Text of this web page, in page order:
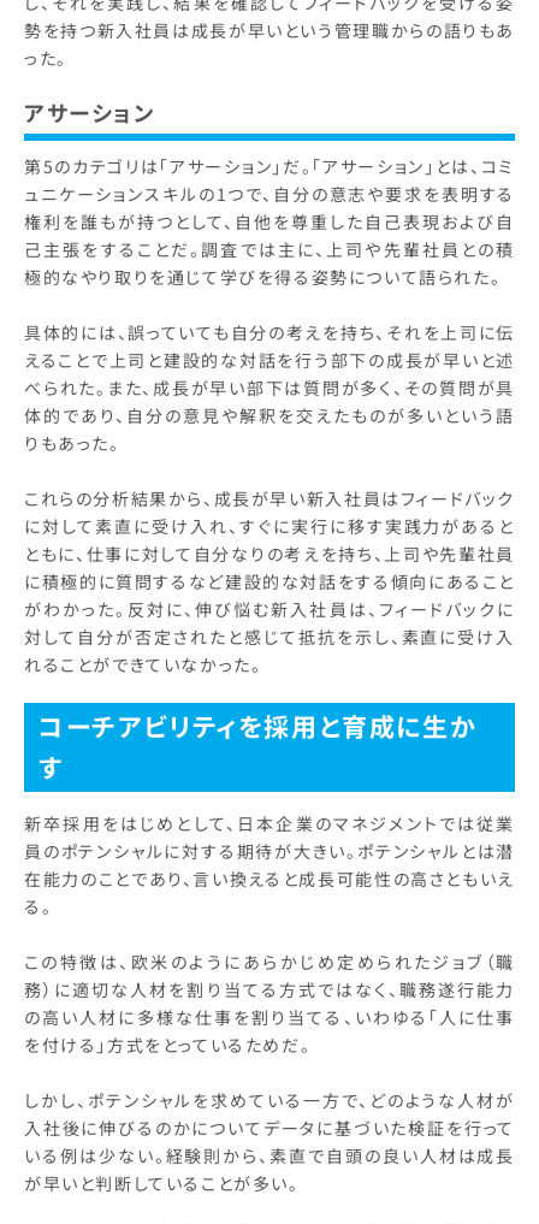
勢を持つ新入社員は成長が早いという管理職からの語りもあ
った。
アサーション
第5のカテゴリは「アサーション」だ。「アサーション」とは、コミ
ュニケーションスキルの1つで、自分の意志や要求を表明する
権利を誰もが持つとして、自他を尊重した自己表現および自
己主張をすることだ。調査では主に、上司や先輩社員との積
極的なやり取りを通じて学びを得る姿勢について語られた。
具体的には、誤っていても自分の考えを持ち、それを上司に伝
えることで上司と建設的な対話を行う部下の成長が早いと述
べられた。また、成長が早い部下は質問が多く、その質問が具
体的であり、自分の意見や解釈を交えたものが多いという語
りもあった。
これらの分析結果から、成長が早い新入社員はフィードバック
に対して素直に受け入れ、すぐに実行に移す実践力があると
ともに、仕事に対して自分なりの考えを持ち、上司や先輩社員
に積極的に質問するなど建設的な対話をする傾向にあること
がわかった。反対に、伸び悩む新入社員は、フィードバックに
対して自分が否定されたと感じて抵抗を示し、素直に受け入
れることができていなかった。
コーチアビリティを採用と育成に生か
す
新卒採用をはじめとして、日本企業のマネジメントでは従業
員のポテンシャルに対する期待が大きい。ポテンシャルとは潜
在能力のことであり、言い換えると成長可能性の高さともいえ
る。
この特徴は、欧米のようにあらかじめ定められたジョブ（職
務）に適切な人材を割り当てる方式ではなく、職務遂行能力
の高い人材に多様な仕事を割り当てる、いわゆる「人に仕事
を付ける」方式をとっているためだ。
しかし、ポテンシャルを求めている一方で、どのような人材が
入社後に伸びるのかについてデータに基づいた検証を行って
いる例は少ない。経験則から、素直で自頭の良い人材は成長
が早いと判断していることが多い。